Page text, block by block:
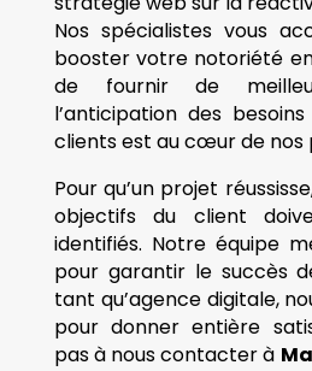
Nos spécialistes vous
booster votre notoriété
de fournir de
l’anticipation des
clients est au cœur de nos
Pour qu’un projet
objectifs du client
identifiés. Notre équipe
pour garantir le succès
tant qu’agence digitale,
pour donner entière
pas à nous contacter à